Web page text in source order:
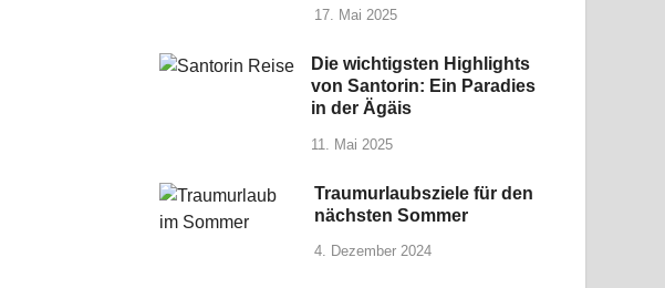
17. Mai 2025
Die wichtigsten Highlights
von Santorin: Ein Paradies
in der Ägäis
11. Mai 2025
Traumurlaubsziele für den
nächsten Sommer
4. Dezember 2024